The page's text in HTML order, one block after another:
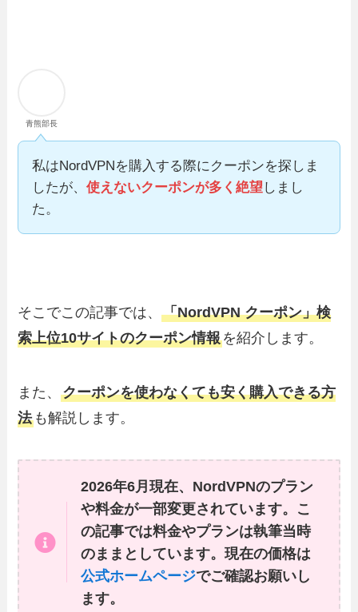
青熊部長
私はNordVPNを購入する際にクーポンを探しま
したが、使えないクーポンが多く絶望しまし
た。
そこでこの記事では、「NordVPN クーポン」検
索上位10サイトのクーポン情報を紹介します。
また、クーポンを使わなくても安く購入できる方
法 も解説します。
2026年6月現在、NordVPNのプラン
や料金が一部変更されています。こ
の記事では料金やプランは執筆当時
のままとしています。現在の価格は
公式ホームページでご確認お願いし
ます。